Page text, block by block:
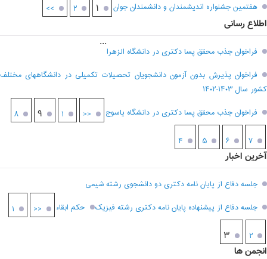
هفتمين جشنواره انديشمندان و دانشمندان جوان
۱ ۲ >>
اطلاع رسانی
فراخوان جذب محقق پسا دکتری در دانشگاه الزهرا
فراخوان پذیرش بدون آزمون دانشجویان تحصیلات تکمیلی در دانشگاههای مختلف
کشور سال ۱۴۰۳-۱۴۰۲
فراخوان جذب محقق پسا دکتری در دانشگاه یاسوج
<< ۱
...
۴ ۵ ۶ ۷
۸ ۹
آخرین اخبار
جلسه دفاع از پایان نامه دکتری دو دانشجوی رشته شیمی
جلسه دفاع از پیشنهاده پایان نامه دکتری رشته فیزیک
حکم ابقاء << ۱
۲ ۳
انجمن ها